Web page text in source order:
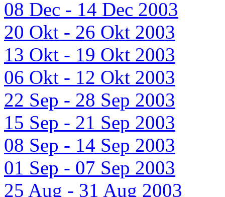
08 Dec - 14 Dec 2003
20 Okt - 26 Okt 2003
13 Okt - 19 Okt 2003
06 Okt - 12 Okt 2003
22 Sep - 28 Sep 2003
15 Sep - 21 Sep 2003
08 Sep - 14 Sep 2003
01 Sep - 07 Sep 2003
25 Aug - 31 Aug 2003